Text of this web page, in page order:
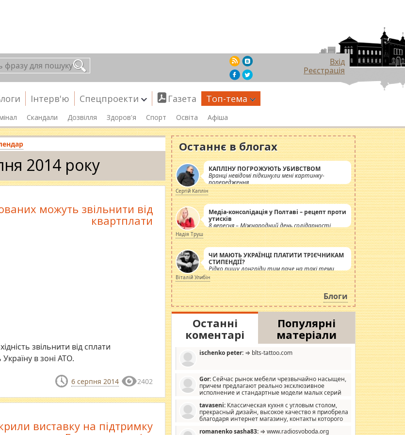
Вхід
Реєстрація
Інтерв'ю Спецпроекти Газета Топ-тема
Скандали Дозвілля Здоров'я Спорт Освіта Афіша
2014 року
можуть звільнити від
квартплати
звільнити від сплати
в зоні АТО.
6 серпня 2014 2402
виставку на підтримку
Останнє в блогах
КАПЛІНУ ПОГРОЖУЮТЬ УБИВСТВОМ
Вранці невідомі підкинули мені картинку-
попередження
Сергій Каплін
Медіа-консолідація у Полтаві – рецепт проти
утисків
8 вересня – Міжнародний день солідарності
журналістів.
Надія Труш
ЧИ МАЮТЬ УКРАЇНЦІ ПЛАТИТИ ТРІЄЧНИКАМ
СТИПЕНДІЇ?
Рідко пишу лонгріди тим паче на такі теми,
але вже просто дістало! Обурюють сьогоднішні
інсенуації навколо стипендіального питання.
Штучно роздувається ще одна соціальна
катастрофа.
Віталій Улибін
Блоги
Останні
коментарі
Популярні
матеріали
ischenko peter: ⇒ blts-tattoo.com
Gor:Сейчас рынок мебели чрезвычайно насыщен,
причем предлагают реально эксклюзивное
исполнение и стандартные модели малых серий
дизайну, мало походит на стандартные формы, в MebelOk,
креативненько и что главное - со вкусом все в порядке,
без ненужных наворотов удорожающих мебель, а это не
tavaseni: Классическая кухня с угловым столом,
прекрасный дизайн, высокое качество я приобрела
благодаря интернет магазину, контакты которого
romanenko sasha83: ⇒ www.radiosvoboda.org